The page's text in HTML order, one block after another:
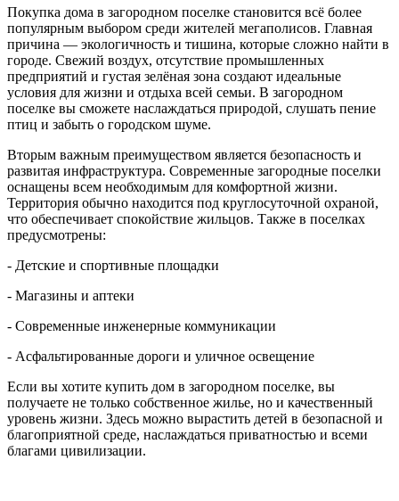
Покупка дома в загородном поселке становится всё более
популярным выбором среди жителей мегаполисов. Главная
причина — экологичность и тишина, которые сложно найти в
городе. Свежий воздух, отсутствие промышленных
предприятий и густая зелёная зона создают идеальные
условия для жизни и отдыха всей семьи. В загородном
поселке вы сможете наслаждаться природой, слушать пение
птиц и забыть о городском шуме.
Вторым важным преимуществом является безопасность и
развитая инфраструктура. Современные загородные поселки
оснащены всем необходимым для комфортной жизни.
Территория обычно находится под круглосуточной охраной,
что обеспечивает спокойствие жильцов. Также в поселках
предусмотрены:
- Детские и спортивные площадки
- Магазины и аптеки
- Современные инженерные коммуникации
- Асфальтированные дороги и уличное освещение
Если вы хотите купить дом в загородном поселке, вы
получаете не только собственное жилье, но и качественный
уровень жизни. Здесь можно вырастить детей в безопасной и
благоприятной среде, наслаждаться приватностью и всеми
благами цивилизации.